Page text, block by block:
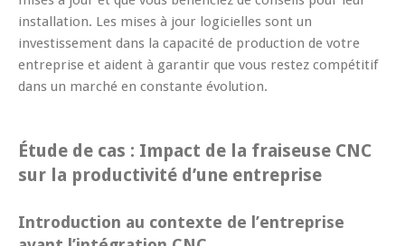
installation. Les mises à jour logicielles sont un
investissement dans la capacité de production de votre
entreprise et aident à garantir que vous restez compétitif
dans un marché en constante évolution.
Étude de cas : Impact de la fraiseuse CNC
sur la productivité d’une entreprise
Introduction au contexte de l’entreprise